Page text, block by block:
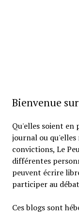
Bienvenue
Qu'elles soient en
journal ou qu'elles
convictions, Le
différentes
peuvent écrire
participer au
Ces blogs sont